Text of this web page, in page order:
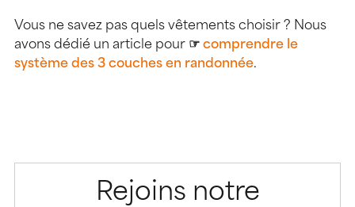
Vous ne savez pas quels vêtements choisir ? Nous
avons dédié un article pour ☞ comprendre le
système des 3 couches en randonnée.
Rejoins notre